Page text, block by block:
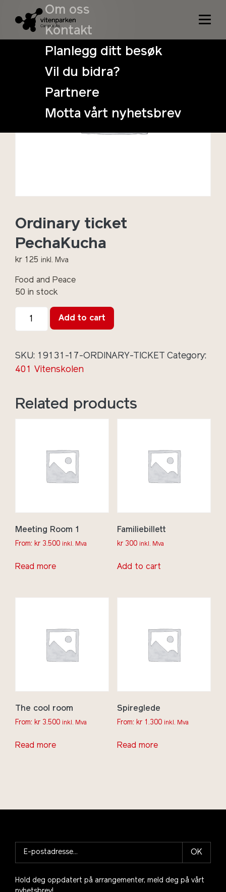
Om oss
Kontakt
Planlegg ditt besøk
Vil du bidra?
Partnere
Motta vårt nyhetsbrev
Ordinary ticket
PechaKucha
kr 125 inkl. Mva
Food and Peace
50 in stock
Add to cart
SKU: 19131-17-ORDINARY-TICKET Category:
401 Vitenskolen
Related products
Meeting Room 1
From: kr 3.500 inkl. Mva
Read more
Familiebillett
kr300 inkl. Mva
Add to cart
The cool room
From: kr 3.500 inkl. Mva
Read more
Spireglede
From: kr1.300 inkl. Mva
Read more
OK
Hold deg oppdatert på arrangementer, meld deg på vårt